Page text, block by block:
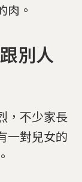
肉。
別人
，不少家長
一對兒女的